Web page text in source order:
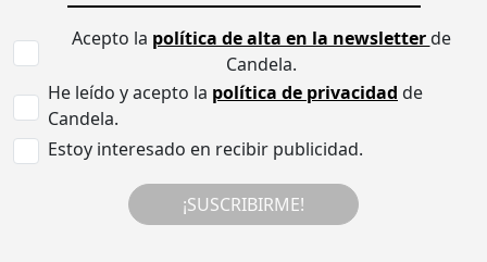
Acepto la política de alta en la newsletterde
Candela.
He leído y acepto la política de privacidad de
Candela.
Estoy interesado en recibir publicidad.
¡SUSCRIBIRME!